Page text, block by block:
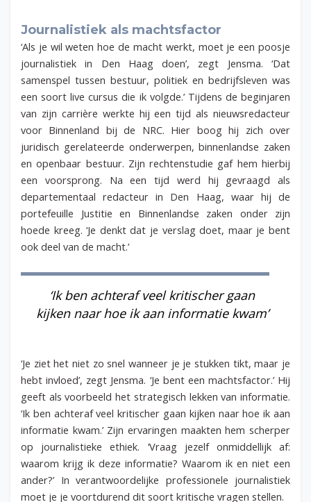
Journalistiek als machtsfactor
‘Als je wil weten hoe de macht werkt, moet je een poosje
journalistiek in Den Haag doen’, zegt Jensma. ‘Dat
samenspel tussen bestuur, politiek en bedrijfsleven was
een soort live cursus die ik volgde.’ Tijdens de beginjaren
van zijn carrière werkte hij een tijd als nieuwsredacteur
voor Binnenland bij de NRC. Hier boog hij zich over
juridisch gerelateerde onderwerpen, binnenlandse zaken
en openbaar bestuur. Zijn rechtenstudie gaf hem hierbij
een voorsprong. Na een tijd werd hij gevraagd als
departementaal redacteur in Den Haag, waar hij de
portefeuille Justitie en Binnenlandse zaken onder zijn
hoede kreeg. ‘Je denkt dat je verslag doet, maar je bent
ook deel van de macht.’
‘Ik ben achteraf veel kritischer gaan
kijken naar hoe ik aan informatie kwam’
‘Je ziet het niet zo snel wanneer je je stukken tikt, maar je
hebt invloed’, zegt Jensma. ‘Je bent een machtsfactor.’ Hij
geeft als voorbeeld het strategisch lekken van informatie.
‘Ik ben achteraf veel kritischer gaan kijken naar hoe ik aan
informatie kwam.’ Zijn ervaringen maakten hem scherper
op journalistieke ethiek. ‘Vraag jezelf onmiddellijk af:
waarom krijg ik deze informatie? Waarom ik en niet een
ander?’ In verantwoordelijke professionele journalistiek
moet je je voortdurend dit soort kritische vragen stellen.